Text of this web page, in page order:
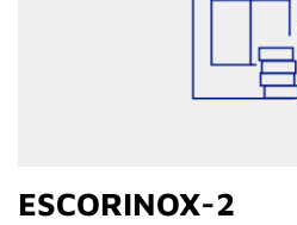
ESCORINOX-2